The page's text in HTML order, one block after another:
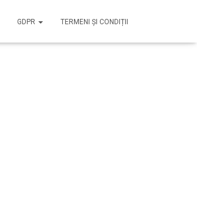
GDPR TERMENI ȘI CONDIȚII